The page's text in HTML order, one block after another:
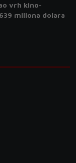
vrh kino-
miliona dolara